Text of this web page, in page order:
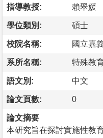
指導教授: 賴翠媛
學位類別: 碩士
校院名稱: 國立嘉
系所名稱: 特殊教
語文別: 中文
論文頁數: 0
論文摘要
本研究旨在探討實施性教